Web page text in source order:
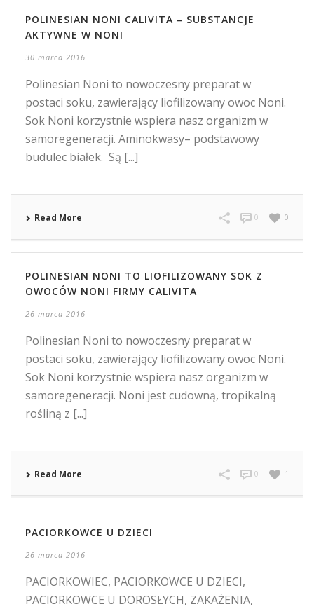
POLINESIAN NONI CALIVITA – SUBSTANCJE
AKTYWNE W NONI
30 marca 2016
Polinesian Noni to nowoczesny preparat w
postaci soku, zawierający liofilizowany owoc Noni.
Sok Noni korzystnie wspiera nasz organizm w
samoregeneracji. Aminokwasy– podstawowy
budulec białek. Są [...]
Read More 0
0
POLINESIAN NONI TO LIOFILIZOWANY SOK Z
OWOCÓW NONI FIRMY CALIVITA
26 marca 2016
Polinesian Noni to nowoczesny preparat w
postaci soku, zawierający liofilizowany owoc Noni.
Sok Noni korzystnie wspiera nasz organizm w
samoregeneracji. Noni jest cudowną, tropikalną
rośliną z [...]
Read More 1
0
PACIORKOWCE U DZIECI
26 marca 2016
PACIORKOWIEC, PACIORKOWCE U DZIECI,
PACIORKOWCE U DOROSŁYCH, ZAKAŻENIA,